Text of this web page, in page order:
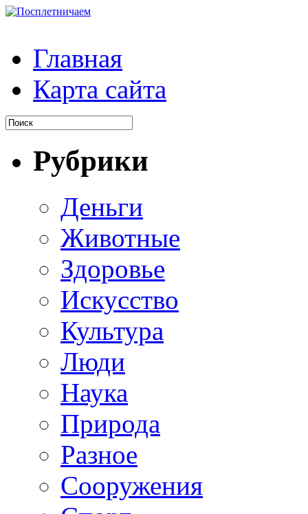
Главная
Карта сайта
Рубрики
Деньги
Животные
Здоровье
Искусство
Культура
Люди
Наука
Природа
Разное
Сооружения